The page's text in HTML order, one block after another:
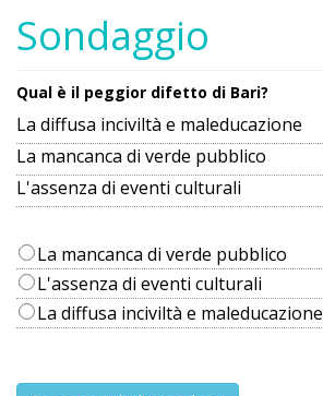
Sondaggio
Qual è il peggior difetto di Bari?
La diffusa inciviltà e maleducazione
La mancanca di verde pubblico
L'assenza di eventi culturali
La mancanca di verde pubblico
L'assenza di eventi culturali
La diffusa inciviltà e maleducazione